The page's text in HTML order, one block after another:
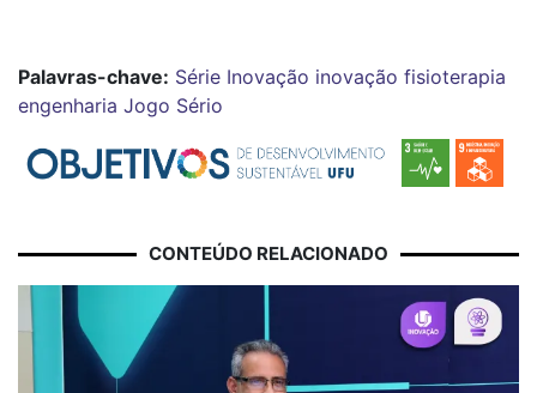
Palavras-chave: Série Inovação inovação fisioterapia
engenharia Jogo Sério
CONTEÚDO RELACIONADO